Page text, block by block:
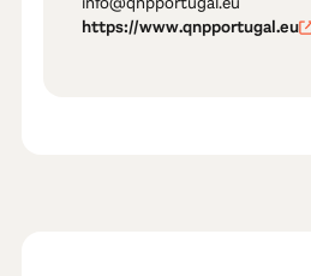
https://www.qnpportugal.eu